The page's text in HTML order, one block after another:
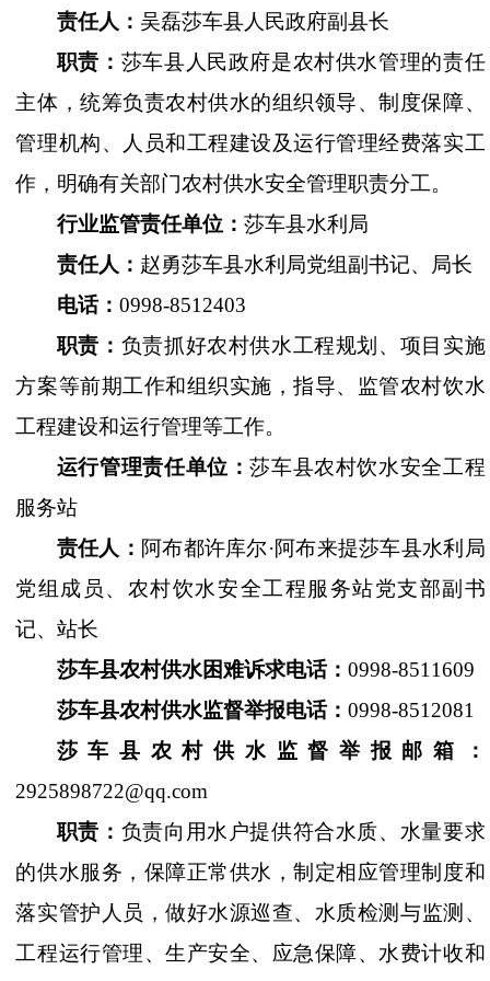
责任人： 吴磊莎车县人民政府副县长
职责： 莎车县人民政府是农村供水管理的责任
主体，统筹负责农村供水的组织领导、制度保障、
管理机构、人员和工程建设及运行管理经费落实工
作，明确有关部门农村供水安全管理职责分工。
行业监管责任单位： 莎车县水利局
责任人： 赵勇莎车县水利局党组副书记、
局长
电话： 0998-8512403
职责： 负责抓好农村供水工程规划、项目实施
方案等前期工作和组织实施，指导、监管农村饮水
工程建设和运行管理等工作。
运行管理责任单位 ：莎车县农村饮水安全工程
服务站
责任人： 阿布都许库尔·阿布来提莎车县水利局
党组成员、 农村饮水安全工程服务站党支部副书
记、站长
莎车县农村供水困难诉求电话： 0998-8511609
莎车县农村供水监督举报电话： 0998-8512081
莎车县农村供水监督举报 邮箱：
2925898722@qq.com
职责： 负责向用水户提供符合水质、水量要求
的供水服务，保障正常供水，制定相应管理制度和
落实管护 人员，做好水源巡查、 水质检测与监测、
工程运行管理、生产安全、 应急保障、 水费计收和